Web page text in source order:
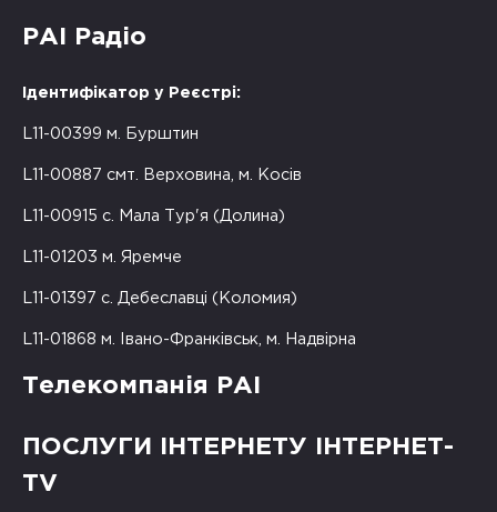
РАІ Радіо
Ідентифікатор у Реєстрі:
L11-00399 м. Бурштин
L11-00887 смт. Верховина, м. Косів
L11-00915 с. Мала Тур'я (Долина)
L11-01203 м. Яремче
L11-01397 с. Дебеславці (Коломия)
L11-01868 м. Івано-Франківськ, м. Надвірна
Телекомпанія РАІ
ПОСЛУГИ ІНТЕРНЕТУ ІНТЕРНЕТ-
TV